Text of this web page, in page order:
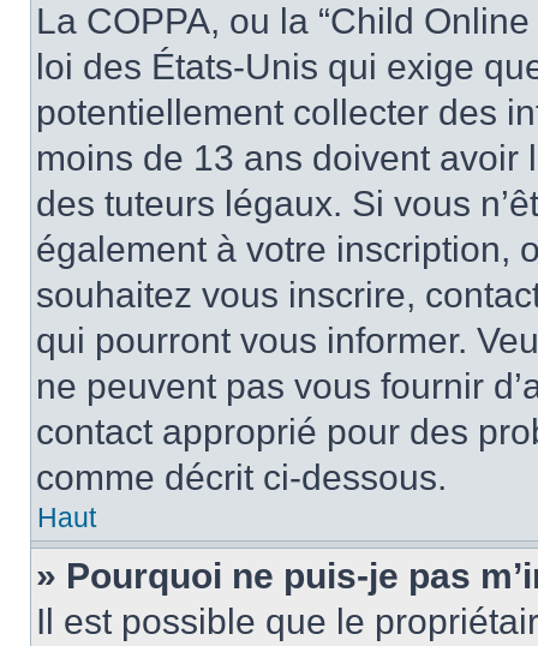
La COPPA, ou la “Child
loi des États-Unis qui exige
potentiellement collecter des
moins de 13 ans doivent
des tuteurs légaux. Si vous
également à votre inscription,
souhaitez vous inscrire,
qui pourront vous informer.
ne peuvent pas vous fournir
contact approprié pour des
comme décrit ci-dessous.
Haut
» Pourquoi ne puis-je pas
Il est possible que le